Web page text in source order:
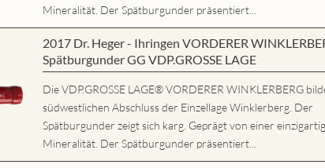
Mineralität. Der Spätburgunder präsentiert...
2017 Dr. Heger - Ihringen VORDERER
Spätburgunder GG VDP.GROSSE LAGE
Die VDP.GROSSE LAGE® VORDERER WINKLERBERG
südwestlichen Abschluss der Einzellage Winklerberg. Der
Spätburgunder zeigt sich karg. Geprägt von einer
Mineralität. Der Spätburgunder präsentiert...